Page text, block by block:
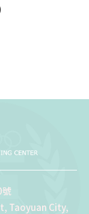
號
Taoyuan City,